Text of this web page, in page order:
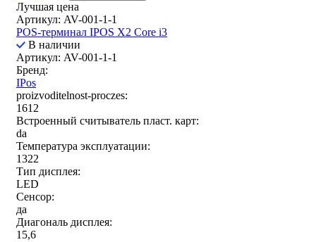
Лучшая цена
Артикул: AV-001-1-1
POS-терминал IPOS X2 Core i3
В наличии
Артикул: AV-001-1-1
Бренд:
IPos
proizvoditelnost-proczes:
1612
Встроенный считыватель пласт. карт:
da
Температура эксплуатации:
1322
Тип дисплея:
LED
Сенсор:
да
Диагональ дисплея:
15,6